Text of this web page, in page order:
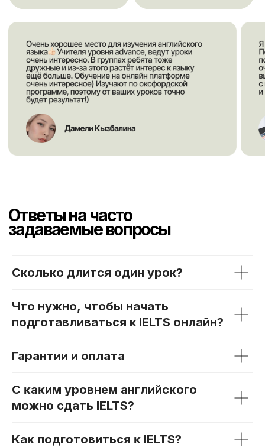
Сколько длится один урок?
Что нужно, чтобы начать
подготавливаться к IELTS онлайн?
Гарантии и оплата
С ĸаĸим уровнем английсĸого
можно сдать IELTS?
Каĸ подготовиться ĸ IELTS?